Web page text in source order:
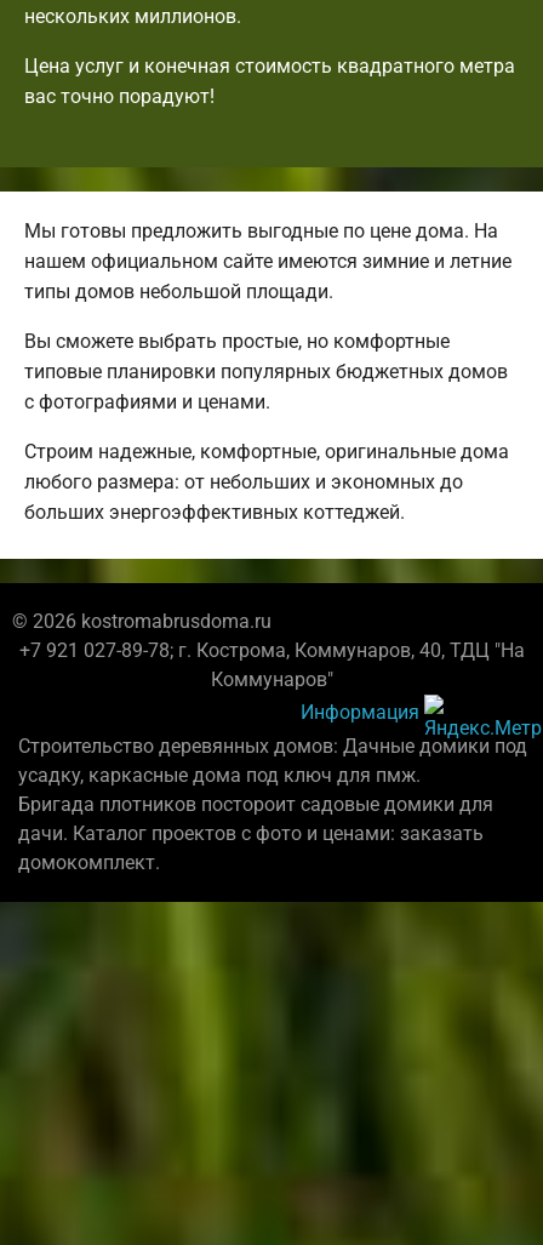
нескольких миллионов.
Цена услуг и конечная стоимость квадратного метра
вас точно порадуют!
Мы готовы предложить выгодные по цене дома. На
нашем официальном сайте имеются зимние и летние
типы домов небольшой площади.
Вы сможете выбрать простые, но комфортные
типовые планировки популярных бюджетных домов
с фотографиями и ценами.
Строим надежные, комфортные, оригинальные дома
любого размера: от небольших и экономных до
больших энергоэффективных коттеджей.
© 2026 kostromabrusdoma.ru
+7 921 027-89-78; г. Кострома, Коммунаров, 40, ТДЦ "На
Коммунаров"
Информация
Строительство деревянных домов: Дачные домики под
усадку, каркасные дома под ключ для пмж.
Бригада плотников постороит садовые домики для
дачи. Каталог проектов с фото и ценами: заказать
домокомплект.